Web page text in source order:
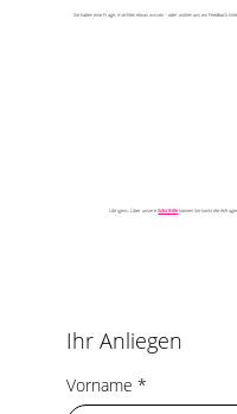
Sie haben eine Frage, möchten etwas wissen – oder wollen uns ein Feedback
Übrigens: Über unsereSoforthilfe können Sie konkrete
Ihr Anliegen
Vorname *